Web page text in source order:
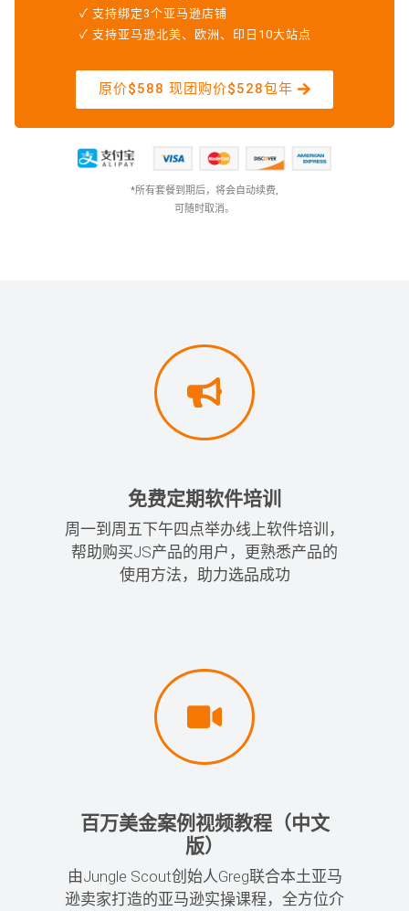
✓ 支持绑定3个亚马逊店铺
✓ 支持亚马逊北美、欧洲、印日10大站点
原价$588 现团购价$528包年
*所有套餐到期后，将会自动续费,
可随时取消。
免费定期软件培训
周一到周五下午四点举办线上软件培训，
帮助购买JS产品的用户，更熟悉产品的
使用方法，助力选品成功
百万美金案例视频教程（中文
版）
由Jungle Scout创始人Greg联合本土亚马
逊卖家打造的亚马逊实操课程，全方位介